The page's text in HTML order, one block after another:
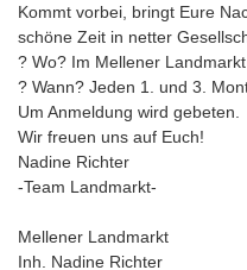
Kommt vorbei, bringt Eure
schöne Zeit in netter
? Wo? Im Mellener Landmarkt
? Wann? Jeden 1. und 3.
Um Anmeldung wird gebeten.
Wir freuen uns auf Euch!
Nadine Richter
-Team Landmarkt-
Mellener Landmarkt
Inh. Nadine Richter